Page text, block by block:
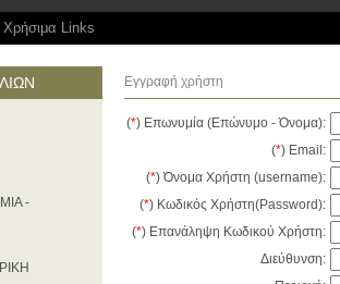
Χρήσιμα Links
-
Εγγραφή χρήστη
(*) Επωνυμία (Επώνυμο - Όνομα):
(*) Email:
(*) Όνομα Χρήστη (username):
(*) Κωδικός Χρήστη(Password):
(*) Επανάληψη Κωδικού Χρήστη:
Διεύθυνση: